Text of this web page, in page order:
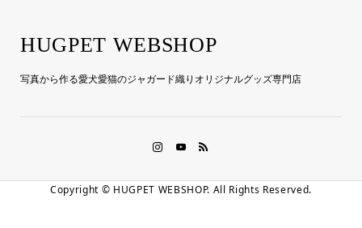
HUGPET WEBSHOP
写真から作る愛犬愛猫のジャガード織りオリジナルグッズ専門店
Copyright © HUGPET WEBSHOP. All Rights Reserved.